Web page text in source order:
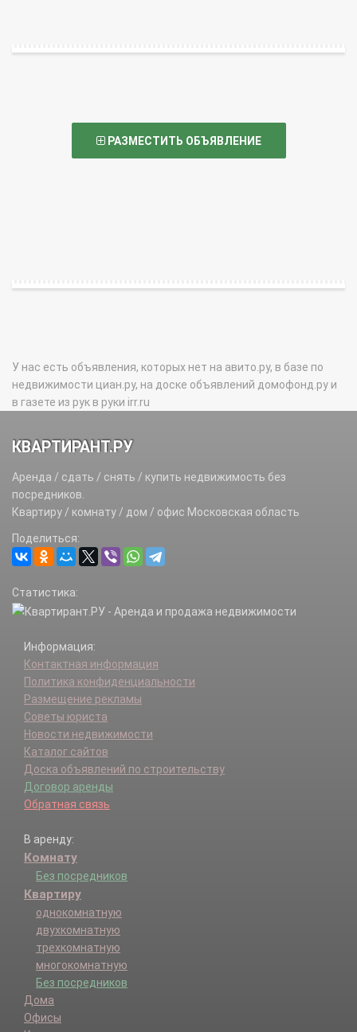
РАЗМЕСТИТЬ ОБЪЯВЛЕНИЕ
У нас есть объявления, которых нет на авито.ру, в базе по
недвижимости циан.ру, на доске объявлений домофонд.ру и
в газете из рук в руки irr.ru
КВАРТИРАНТ.РУ
Аренда / сдать / снять / купить недвижимость без
посредников.
Квартиру / комнату / дом / офис Московская область
Поделиться:
Статистика:
Информация:
Контактная информация
Политика конфиденциальности
Размещение рекламы
Советы юриста
Новости недвижимости
Каталог сайтов
Доска объявлений по строительству
Договор аренды
Обратная связь
В аренду:
Комнату
Без посредников
Квартиру
однокомнатную
двухкомнатную
трехкомнатную
многокомнатную
Без посредников
Дома
Офисы